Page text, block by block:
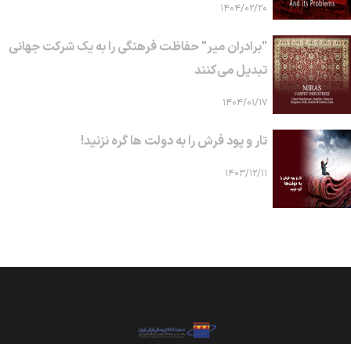
۱۴۰۴/۰۲/۲۰
"برادران میر" حفاظت فرهنگی را به یک شرکت جهانی
تبدیل می‌کنند
۱۴۰۴/۰۱/۱۷
تار و پود فرش را به دولت ها گره نزنید!
۱۴۰۳/۱۲/۱۱